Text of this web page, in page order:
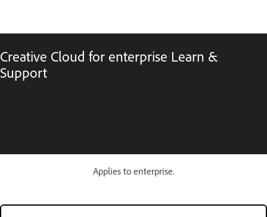
Creative Cloud for enterprise Learn &
Support
Applies to enterprise.